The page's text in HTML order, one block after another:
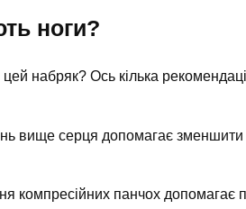
ноги?
набряк? Ось кілька
вище серця допомагає
компресійних панчох допомагає